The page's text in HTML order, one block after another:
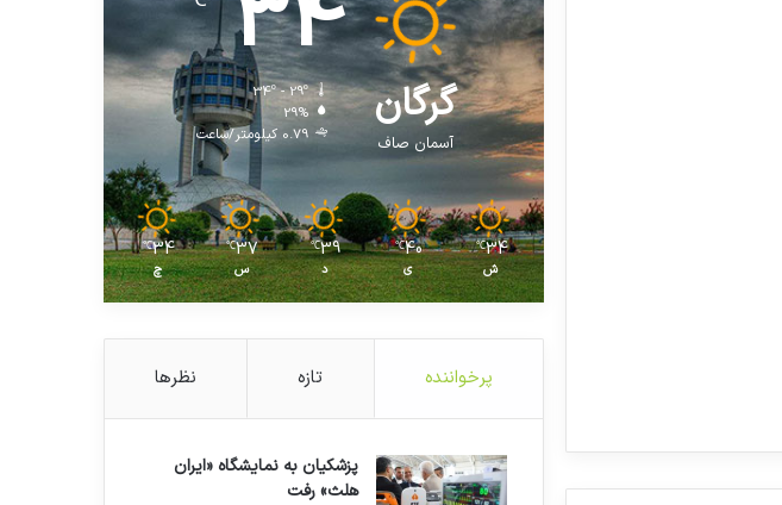
گرگان
آسمان صاف
34º - 29º
29%
0.79 کیلومتر/ساعت
34
℃
ش
40
℃
ی
39
℃
د
37
℃
س
34
℃
چ
پرخواننده تازه نظرها
پزشکیان به نمایشگاه «ایران
هلث» رفت